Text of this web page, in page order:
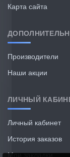
Карта сайта
Производители
Наши акции
ЛИЧНЫЙ
Личный кабинет
История заказов
Мои закладки